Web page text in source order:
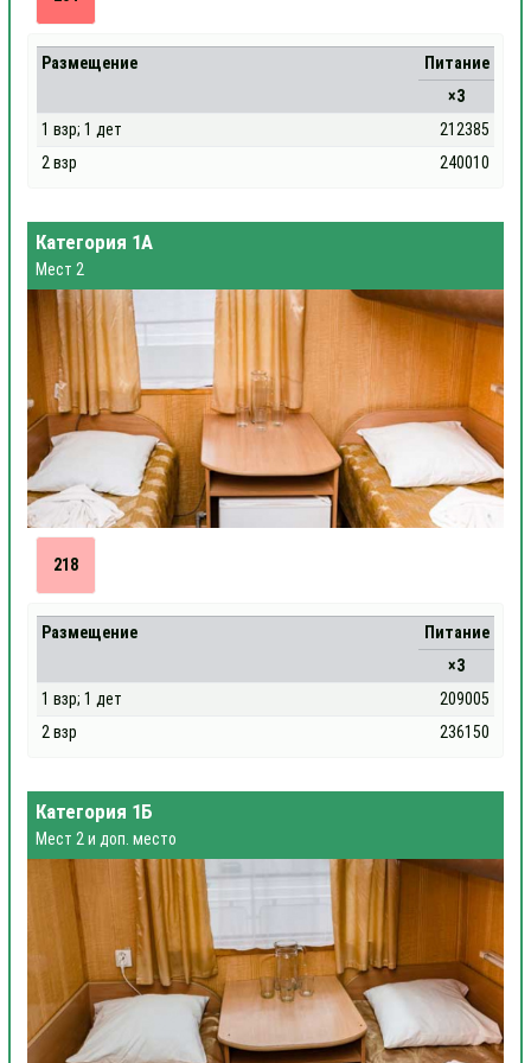
Размещение
Питание
×3
1 взр; 1 дет
212385
2 взр
240010
Категория 1А
Мест 2
218
Размещение
Питание
×3
1 взр; 1 дет
209005
2 взр
236150
Категория 1Б
Мест 2 и доп. место